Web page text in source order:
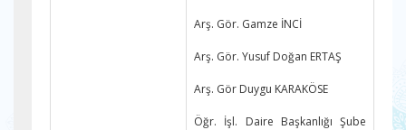
Arş. Gör. Gamze İNCİ
Arş. Gör. Yusuf Doğan ERTAŞ
Arş. Gör Duygu KARAKÖSE
Öğr. İşl. Daire Başkanlığı Şube